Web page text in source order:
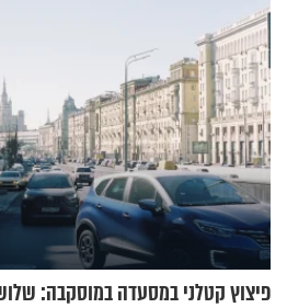
פיצוץ קטלני במסעדה במוסקבה: